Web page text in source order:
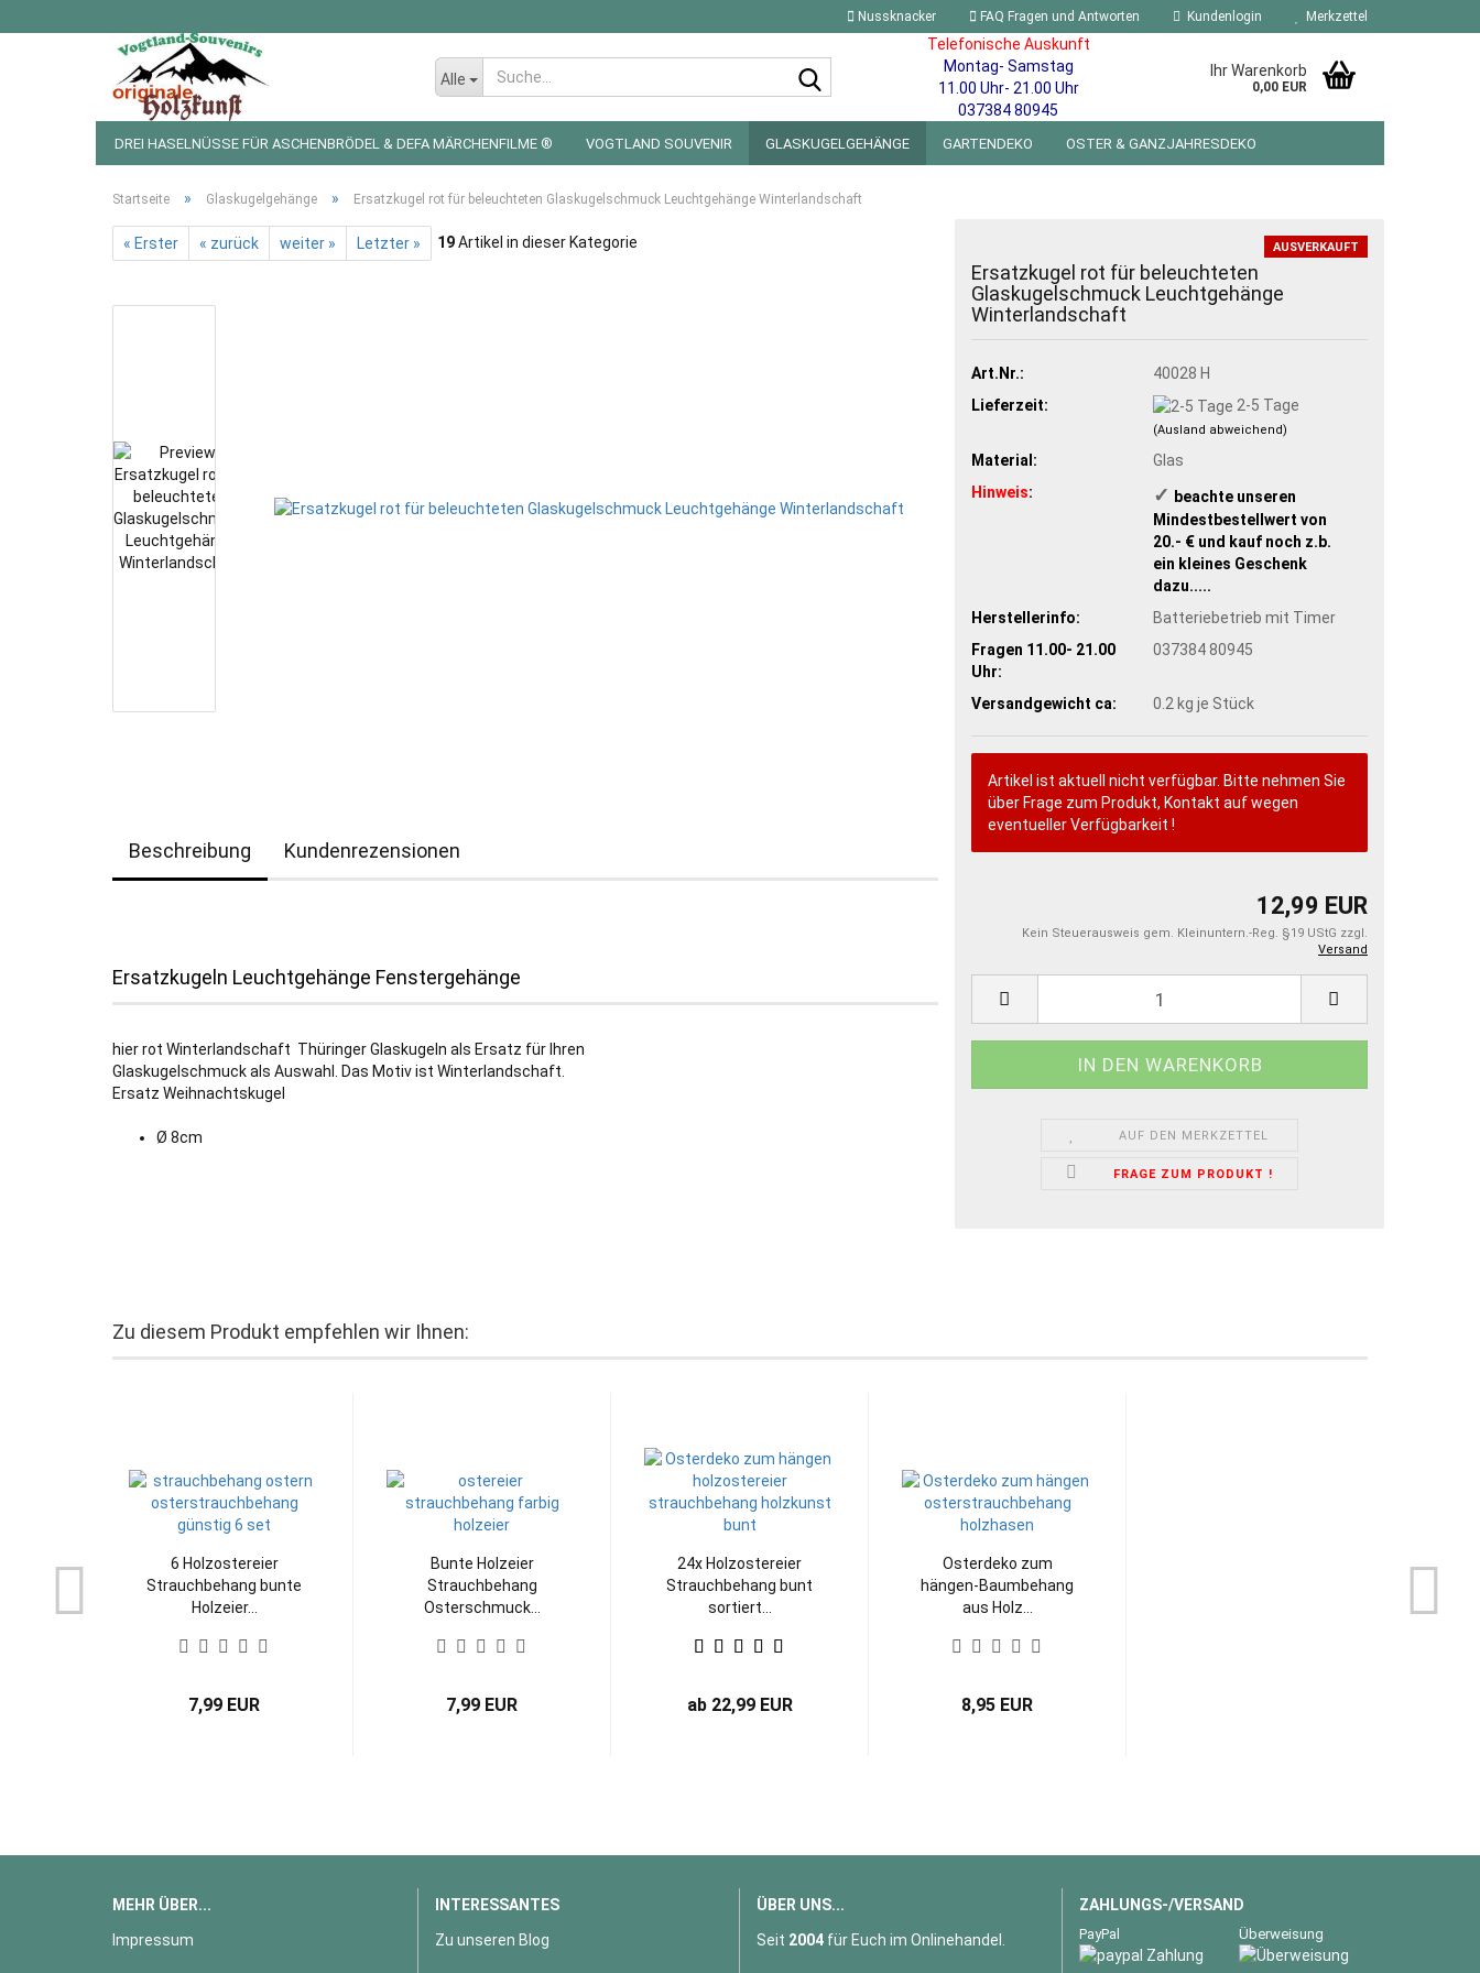
Nussknacker FAQ Fragen und Antworten Kundenlogin Merkzettel
Alle
Telefonische Auskunft
Montag- Samstag
11.00 Uhr- 21.00 Uhr
037384 80945
Ihr Warenkorb
0,00 EUR
DREI HASELNÜSSE FÜR ASCHENBRÖDEL & DEFA MÄRCHENFILME ® VOGTLAND SOUVENIR GLASKUGELGEHÄNGE GARTENDEKO OSTER & GANZJAHRESDEKO
%SONDERANGEBOTE%
Startseite » Glaskugelgehänge » Ersatzkugel rot für beleuchteten Glaskugelschmuck Leuchtgehänge Winterlandschaft
« Erster « zurück weiter » Letzter » 19Artikel in dieser Kategorie AUSVERKAUFT
Ersatzkugel rot für beleuchteten
Glaskugelschmuck Leuchtgehänge
Winterlandschaft
Art.Nr.:
40028 H
Lieferzeit:
2-5 Tage
(Ausland abweichend)
Material:
Glas
Hinweis: ✓ ​ beachte unseren
Mindestbestellwert von
20.- € und kauf noch z.b.
ein kleines Geschenk
dazu.....
Herstellerinfo:
Batteriebetrieb mit Timer
Fragen 11.00- 21.00
Uhr:
037384 80945
Versandgewicht ca: 0.2 kg je Stück
Artikel ist aktuell nicht verfügbar. Bitte nehmen Sie
über Frage zum Produkt, Kontakt auf wegen
eventueller Verfügbarkeit !
12,99 EUR
Kein Steuerausweis gem. Kleinuntern.-Reg. §19 UStG zzgl.
Versand
AUF DEN MERKZETTEL
FRAGE ZUM PRODUKT !
Beschreibung Kundenrezensionen
Ersatzkugeln Leuchtgehänge Fenstergehänge
hier rot Winterlandschaft Thüringer Glaskugeln als Ersatz für Ihren
Glaskugelschmuck als Auswahl. Das Motiv ist Winterlandschaft.
Ersatz Weihnachtskugel
Ø 8cm
Zu diesem Produkt empfehlen wir Ihnen:
6 Holzostereier
Strauchbehang bunte
Holzeier...
7,99 EUR
Bunte Holzeier
Strauchbehang
Osterschmuck...
7,99 EUR
24x Holzostereier
Strauchbehang bunt
sortiert...
ab 22,99 EUR
Osterdeko zum
hängen-Baumbehang
aus Holz...
8,95 EUR
MEHR ÜBER...
Impressum
INTERESSANTES
Zu unseren Blog
ÜBER UNS...
Seit 2004 für Euch im Onlinehandel.
ZAHLUNGS-/VERSAND
PayPal Überweisung